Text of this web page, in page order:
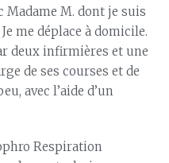
Madame M. dont je suis
me déplace à domicile.
deux infirmières et une
de ses courses et de
avec l’aide d’un
Respiration